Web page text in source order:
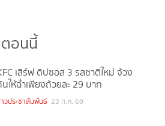
อนนี้
เสิร์ฟ ดิปซอส 3 รสชาติใหม่ จ้วง
ให้ฉ่ำเพียงถ้วยละ 29 บาท
วประชาสัมพันธ์ 23 ก.ค. 69